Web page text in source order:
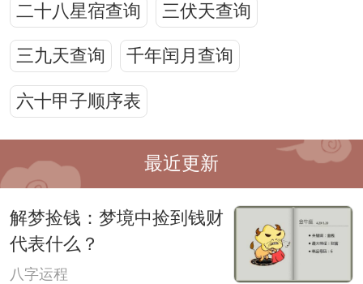
二十八星宿查询 三伏天查询
三九天查询 千年闰月查询
六十甲子顺序表
最近更新
解梦捡钱：梦境中捡到钱财
代表什么？
八字运程